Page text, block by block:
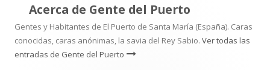
Acerca de Gente del Puerto
Gentes y Habitantes de El Puerto de Santa María (España). Caras
conocidas, caras anónimas, la savia del Rey Sabio. Ver todas las
entradas de Gente del Puerto